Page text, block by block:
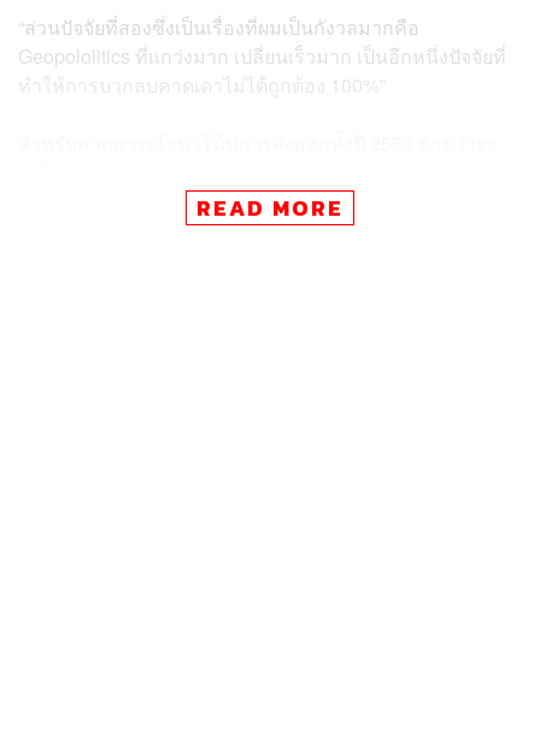
“ส่วนปัจจัยที่สองซึ่งเป็นเรื่องที่ผมเป็นกังวลมากคือ
Geopololitics ที่แกว่งมาก เปลี่ยนเร็วมาก เป็นอีกหนึ่งปัจจัยที่
ทำให้การบวกลบคาดเดาไม่ได้ถูกต้อง 100%”
READ MORE